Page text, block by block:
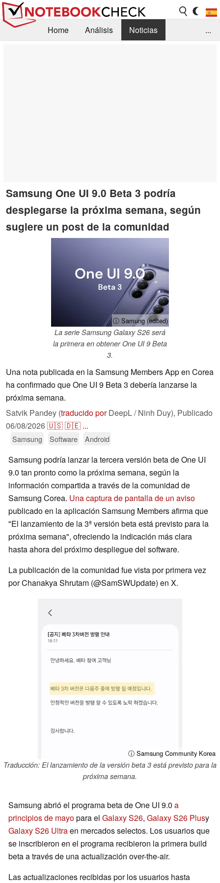
Home Análisis
Noticias
...
Samsung One UI 9.0 Beta 3 podría
desplegarse la próxima semana, según
sugiere un post de la comunidad
ⓘ Samung (edited)
La serie Samsung Galaxy S26 será
la primera en obtener One UI 9 Beta
3.
Una nota publicada en la Samsung Members App en Corea
ha confirmado que One UI 9 Beta 3 debería lanzarse la
próxima semana.
Satvik Pandey (traducido porDeepL / Ninh Duy), Publicado
06/08/2026🇺🇸🇩🇪 ...
Samsung Software Android
Samsung podría lanzar la tercera versión beta de One UI
9.0 tan pronto como la próxima semana, según la
información compartida a través de la comunidad de
Samsung Corea. Una captura de pantalla de un aviso
publicado en la aplicación Samsung Members afirma que
"El lanzamiento de la 3ª versión beta está previsto para la
próxima semana", ofreciendo la indicación más clara
hasta ahora del próximo despliegue del software.
La publicación de la comunidad fue vista por primera vez
por Chanakya Shrutam (@SamSWUpdate) en X.
ⓘ Samsung Community Korea
Traducción: El lanzamiento de la versión beta 3 está previsto para la
próxima semana.
Samsung abrió el programa beta de One UI 9.0 a
principios de mayopara el Galaxy S26, Galaxy S26 Plusy
Galaxy S26 Ultraen mercados selectos. Los usuarios que
se inscribieron en el programa recibieron la primera build
beta a través de una actualización over-the-air.
Las actualizaciones recibidas por los usuarios hasta